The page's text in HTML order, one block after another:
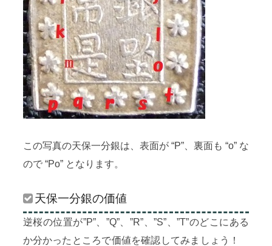
この写真の天保一分銀は、表面が “P”、裏面も “o” な
ので “Po” となります。
天保一分銀の価値
逆桜の位置が”P”、”Q”、”R”、”S”、”T”のどこにある
か分かったところで価値を確認してみましょう！